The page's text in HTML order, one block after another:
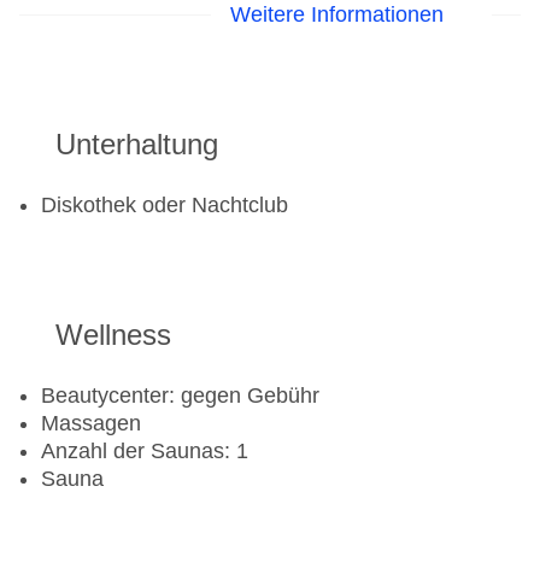
Weitere Informationen
Unterhaltung
Diskothek oder Nachtclub
Wellness
Beautycenter: gegen Gebühr
Massagen
Anzahl der Saunas: 1
Sauna